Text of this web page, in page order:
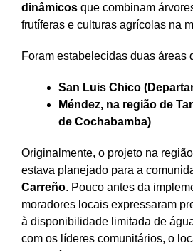
dinâmicos que combinam
frutíferas e culturas agrícolas na
Foram estabelecidas duas áreas
San Luis Chico
Méndez, na região de
de Cochabamba)
Originalmente, o projeto na
estava planejado para a
Carreño. Pouco antes da
moradores locais expressaram
à disponibilidade limitada de
com os líderes comunitários, o